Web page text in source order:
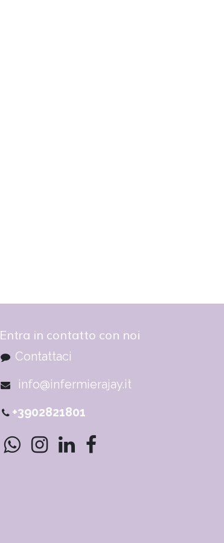
Entra in contatto con noi
Contattaci
info@infermierajay.it
+3902821801